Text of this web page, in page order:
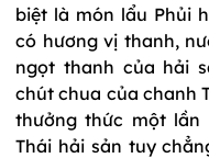
biệt là món lẩu Phủi
có hương vị thanh,
ngọt thanh của hải
chút chua của chanh
thưởng thức một lần
Thái hải sản tuy